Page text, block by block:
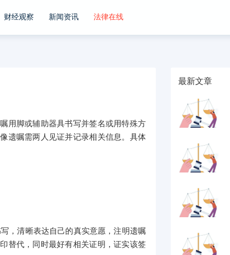
财经观察 新闻资讯 法律在线
脚或辅助器具书写并签名或用特殊方
遗嘱需两人见证并记录相关信息。具体
清晰表达自己的真实意愿，注明遗嘱
替代，同时最好有相关证明，证实该签
最新文章